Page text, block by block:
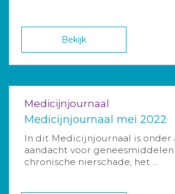
Bekijk
Medicijnjournaal
Medicijnjournaal mei 2022
In dit Medicijnjournaal is onder
aandacht voor
chronische nierschade, het ...